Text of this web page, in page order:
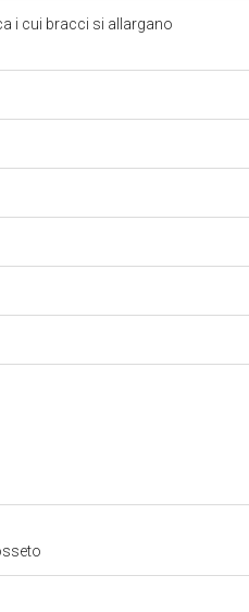
i cui bracci si allargano